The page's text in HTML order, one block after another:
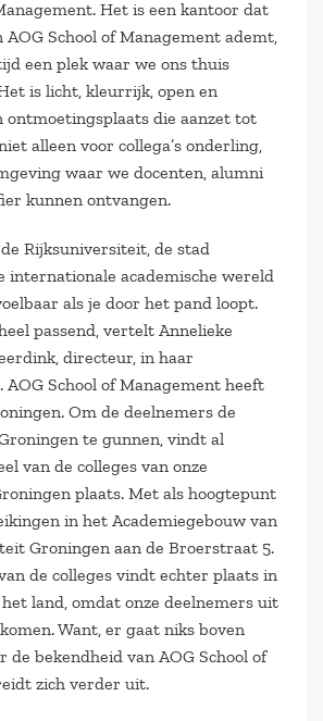
Het is een kantoor dat
School of Management ademt,
een plek waar we ons thuis
is licht, kleurrijk, open en
ontmoetingsplaats die aanzet tot
alleen voor collega’s onderling,
waar we docenten, alumni
kunnen ontvangen.
Rijksuniversiteit, de stad
internationale academische wereld
als je door het pand loopt.
passend, vertelt Annelieke
directeur, in haar
AOG School of Management heeft
Om de deelnemers de
te gunnen, vindt al
van de colleges van onze
plaats. Met als hoogtepunt
in het Academiegebouw van
Groningen aan de Broerstraat 5.
de colleges vindt echter plaats in
land, omdat onze deelnemers uit
Want, er gaat niks boven
de bekendheid van AOG School of
zich verder uit.